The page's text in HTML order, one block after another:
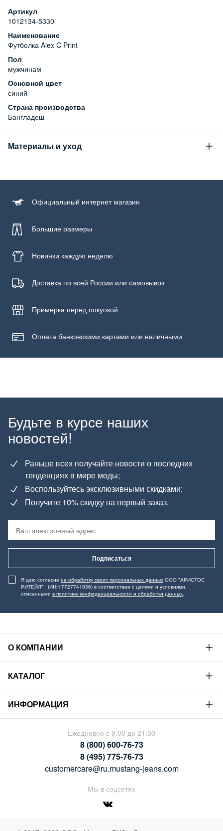
Артикул
1012134-5330
Наименование
Футболка Alex C Print
Пол
мужчинам
Основной цвет
синий
Страна производства
Бангладеш
Материалы и уход
100% хлопок
Официальный интернет магазин
Большие размеры
Новинки каждую неделю
Доставка по всей России или самовывоз
Примерка перед покупкой
Оплата банковскими картами или наличными
Будьте в курсе наших
новостей!
Раньше всех получайте новости о последних
тенденциях в мире моды;
Воспользуйтесь эксклюзивными скидками;
Получите 10% скидку на первый заказ.
Подписаться
Я даю согласие на обработку своих персональных данных ООО "АРИСТОС
РИТЕЙЛ" (ИНН 7727741036) в соответствии с целями и условиями,
описанными в политике конфиденциальности и обработки данных
О КОМПАНИИ
Mustang
Философия
Устойчивое развитие
Сотрудничество
КАТАЛОГ
Новая коллекция
Гид по мужскому дениму
Гид по женскому дениму
ИНФОРМАЦИЯ
Условия продажи
Политика конфиденциальности
Ежедневно с 9:00 до 21:00
8 (800) 600-76-73
8 (495) 775-76-73
customercare@ru.mustang-jeans.com
Мы в соцсетях